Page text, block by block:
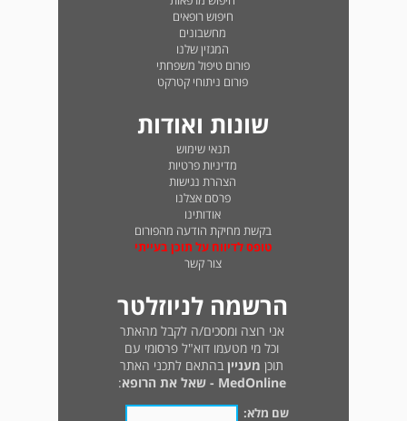
חיפוש רופאים
מחשבונים
המגזין שלנו
פורום טיפול משפחתי
פורום ניתוחי קטרקט
שונות ואודות
תנאי שימוש
מדיניות פרטיות
הצהרת נגישות
פרסם אצלנו
אודותינו
בקשת מחיקת הודעה מהפורום
טופס לדיווח על תוכן בעייתי
צור קשר
הרשמה לניוזלטר
אני רוצה ומסכים/ה לקבל מהאתר
וכל מי מטעמו דוא"ל פרסומי עם
תוכן מעניין בהתאם לתכני האתר
MedOnline - שאל את הרופא
:
שם מלא: